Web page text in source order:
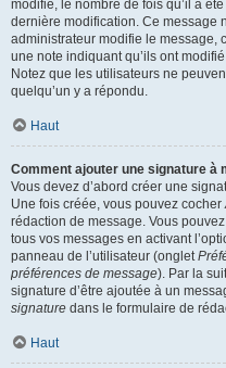
modifié, le nombre de fois qu’il a
dernière modification. Ce message
administrateur modifie le message,
une note indiquant qu’ils ont
Notez que les utilisateurs ne
quelqu’un y a répondu.
Haut
Comment ajouter une signature à
Vous devez d’abord créer une
Une fois créée, vous pouvez cocher
rédaction de message. Vous
tous vos messages en activant
panneau de l’utilisateur (onglet
préférences de message). Par la
signature d’être ajoutée à un
signature dans le formulaire de
Haut